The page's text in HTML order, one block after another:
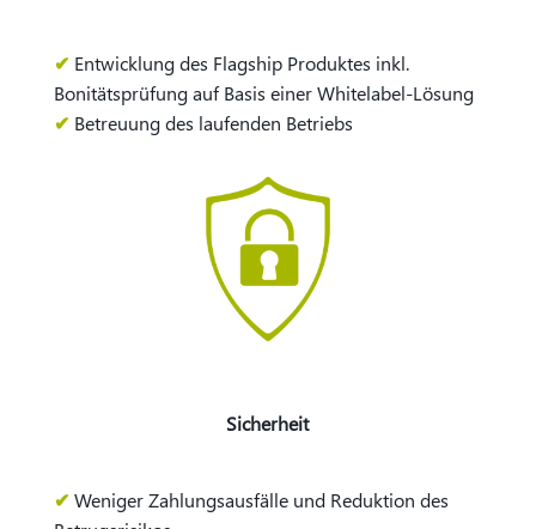
✔ Entwicklung des Flagship Produktes inkl.
Bonitätsprüfung auf Basis einer Whitelabel-Lösung
✔ Betreuung des laufenden Betriebs
Sicherheit
✔ Weniger Zahlungsausfälle und Reduktion des